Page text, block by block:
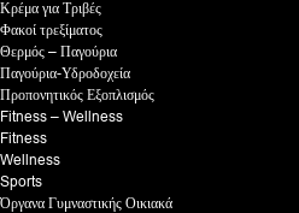
Κρέμα για Τριβές
Φακοί τρεξίματος
Θερμός – Παγούρια
Παγούρια-Υδροδοχεία
Προπονητικός Εξοπλισμός
Fitness – Wellness
Fitness
Wellness
Sports
Όργανα Γυμναστικής Οικιακά